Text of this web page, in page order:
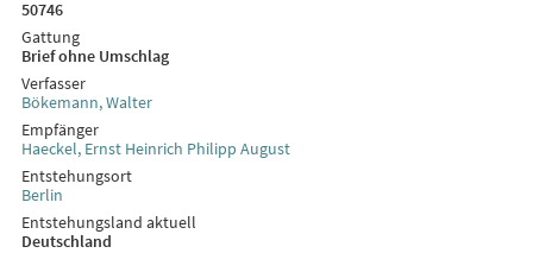
50746
Gattung
Brief ohne Umschlag
Verfasser
Bökemann, Walter
Empfänger
Haeckel, Ernst Heinrich Philipp August
Entstehungsort
Berlin
Entstehungsland aktuell
Deutschland